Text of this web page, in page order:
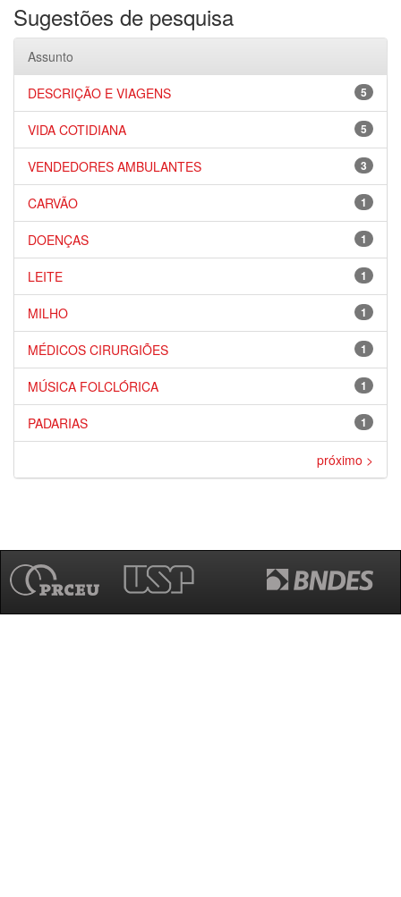
Sugestões de pesquisa
Assunto
5
DESCRIÇÃO E VIAGENS
5
VIDA COTIDIANA
3
VENDEDORES AMBULANTES
1
CARVÃO
1
DOENÇAS
1
LEITE
1
MILHO
1
MÉDICOS CIRURGIÕES
1
MÚSICA FOLCLÓRICA
1
PADARIAS
próximo >